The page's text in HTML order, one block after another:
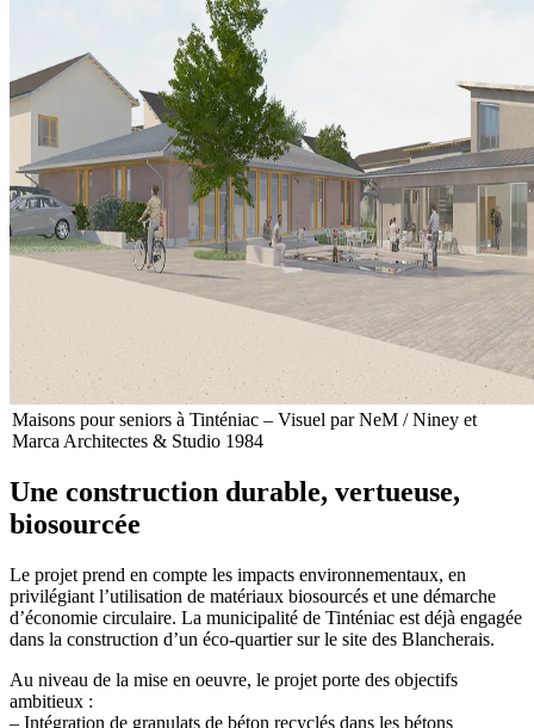
Maisons pour seniors à Tinténiac – Visuel par NeM / Niney et
Marca Architectes & Studio 1984
Une construction durable, vertueuse,
biosourcée
Le projet prend en compte les impacts environnementaux, en
privilégiant l’utilisation de matériaux biosourcés et une démarche
d’économie circulaire. La municipalité de Tinténiac est déjà engagée
dans la construction d’un éco-quartier sur le site des Blancherais.
Au niveau de la mise en oeuvre, le projet porte des objectifs
ambitieux :
– Intégration de granulats de béton recyclés dans les bétons